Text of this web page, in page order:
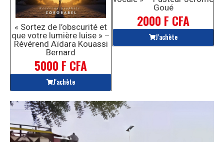
« Sortez de l’obscurité et
que votre lumière luise » –
Révérend Aïdara Kouassi
Bernard
5000 F CFA
J'achète
Goué
2000 F CFA
J'achète